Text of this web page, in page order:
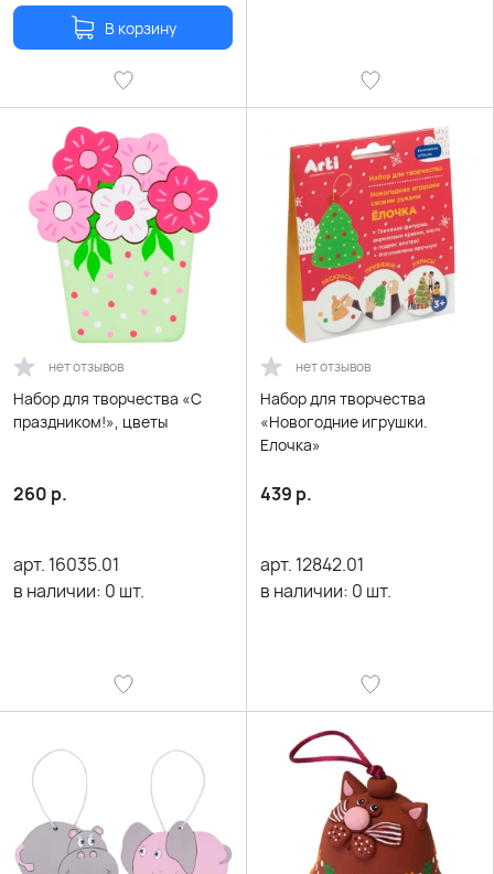
В корзину
нет отзывов
Набор для творчества «С
праздником!», цветы
260 р.
арт. 16035.01
в наличии: 0 шт.
нет отзывов
Набор для творчества
«Новогодние игрушки.
Елочка»
439 р.
арт. 12842.01
в наличии: 0 шт.